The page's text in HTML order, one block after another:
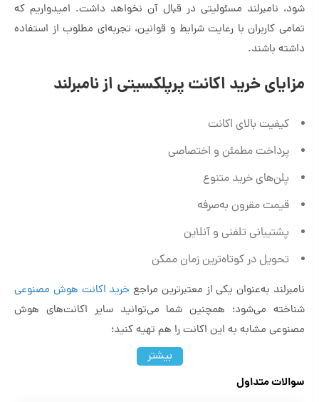
شود، نامبرلند مسئولیتی در قبال آن نخواهد داشت. امیدواریم که
تمامی کاربران با رعایت شرایط و قوانین، تجربه‌ای مطلوب از استفاده
داشته باشند.
مزایای خرید اکانت پرپلکسیتی از نامبرلند
کیفیت بالای اکانت
پرداخت مطمئن و اختصاصی
پلن‌های خرید متنوع
قیمت مقرون به‌صرفه
پشتیبانی تلفنی و آنلاین
تحویل در کوتاه‌ترین زمان ممکن
نامبرلند به‌عنوان یکی از معتبرترین مراجع خرید اکانت هوش مصنوعی
شناخته می‌شود؛ همچنین شما می‌توانید سایر اکانت‌های هوش
مصنوعی مشابه به این اکانت را هم تهیه کنید؛
خرید اکانت claude
بیشتر
سوالات متداول